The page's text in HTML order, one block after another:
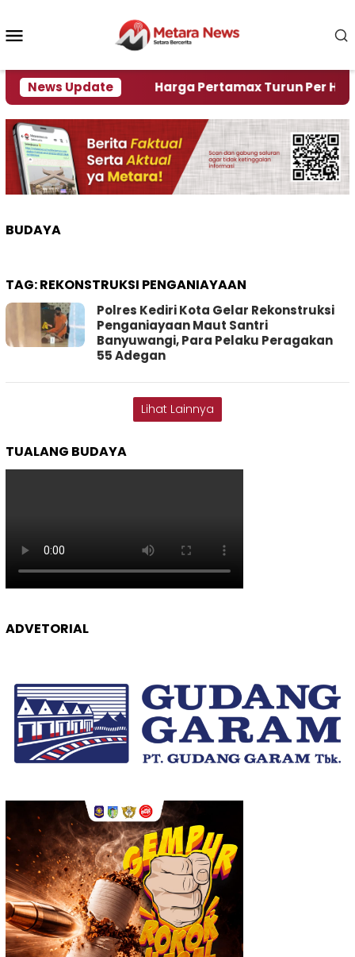
konten
News Update
Krisi Air Harga Pertamax Turun Per Hari Ini,
BUDAYA
TAG:REKONSTRUKSI PENGANIAYAAN
Polres Kediri Kota Gelar Rekonstruksi
Penganiayaan Maut Santri
Banyuwangi, Para Pelaku Peragakan
55 Adegan
Lihat Lainnya
TUALANG BUDAYA
ADVETORIAL